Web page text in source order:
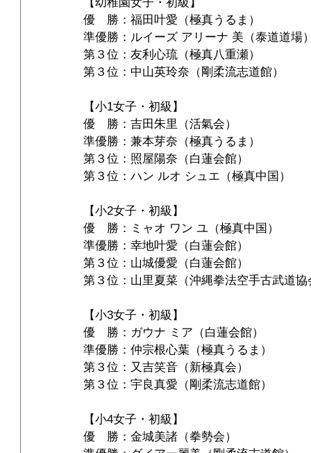
優　勝：福田叶愛（極真うるま）
準優勝：ルイーズ アリーナ 美（泰道道場
第３位：友利心琉（極真八重瀬）
第３位：中山英玲奈（剛柔流志道館）
【小1女子・初級】
優　勝：吉田朱里（活氣会）
準優勝：兼本芽奈（極真うるま）
第３位：照屋陽奈（白蓮会館）
第３位：ハン ルオ シュエ（極真中国）
【小2女子・初級】
優　勝：ミャオ ワン ユ（極真中国）
準優勝：幸地叶愛（白蓮会館）
第３位：山城優愛（白蓮会館）
第３位：山里夏菜（沖縄拳法空手古武道協
【小3女子・初級】
優　勝：ガウナ ミア（白蓮会館）
準優勝：仲宗根心葉（極真うるま）
第３位：又吉笑音（新極真会）
第３位：宇良真愛（剛柔流志道館）
【小4女子・初級】
優　勝：金城美諸（拳勢会）